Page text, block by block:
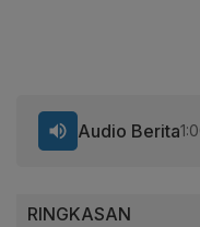
RINGKASAN
Audio Berita